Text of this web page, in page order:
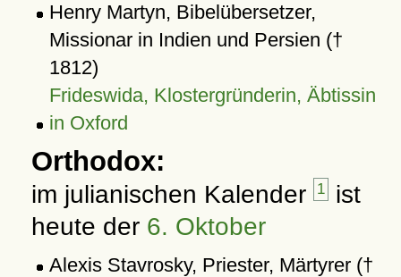
Henry Martyn, Bibelübersetzer,
Missionar in Indien und Persien (†
1812)
Frideswida, Klostergründerin, Äbtissin
in Oxford
Orthodox:
im julianischen Kalender 1 ist
heute der 6. Oktober
Alexis Stavrosky, Priester, Märtyrer (†